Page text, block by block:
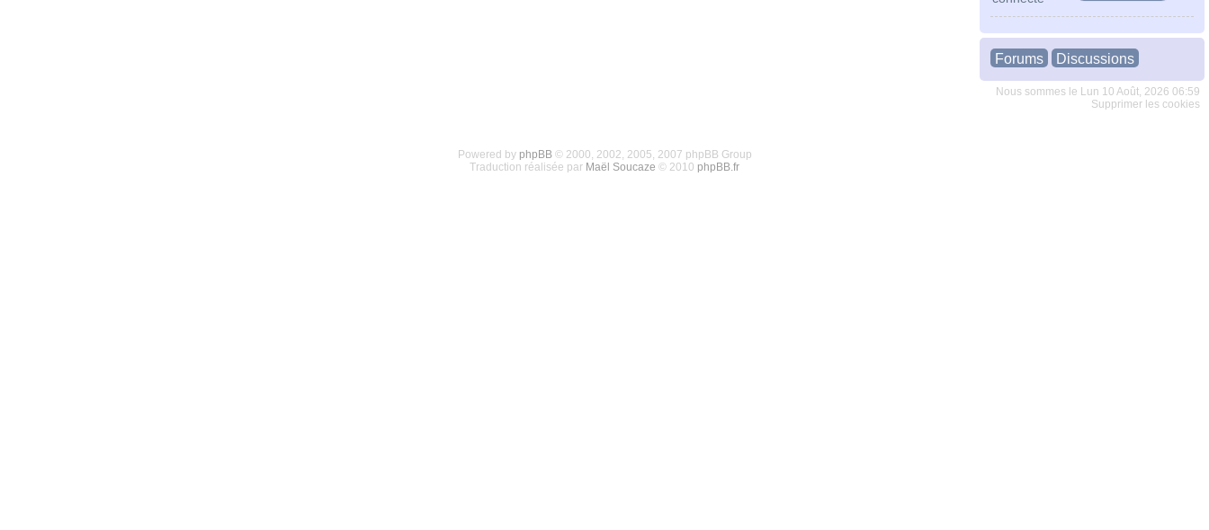
Forums Discussions
Nous sommes le Lun 10 Août, 2026 06:59
Supprimer les cookies
Powered by phpBB© 2000, 2002, 2005, 2007 phpBB Group
Traduction réalisée par Maël Soucaze © 2010 phpBB.fr